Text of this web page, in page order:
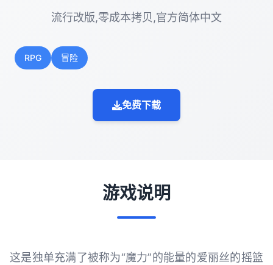
流行改版,零成本拷贝,官方简体中文
RPG 冒险
免费下载
游戏说明
这是独单充满了被称为“魔力”的能量的爱丽丝的摇篮